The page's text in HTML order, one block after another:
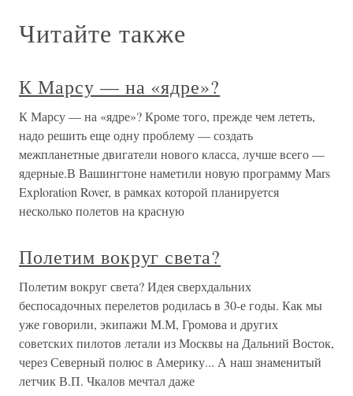
Читайте также
К Марсу — на «ядре»?
К Марсу — на «ядре»? Кроме того, прежде чем лететь,
надо решить еще одну проблему — создать
межпланетные двигатели нового класса, лучше всего —
ядерные.В Вашингтоне наметили новую программу Mars
Exploration Rover, в рамках которой планируется
несколько полетов на красную
Полетим вокруг света?
Полетим вокруг света? Идея сверхдальних
беспосадочных перелетов родилась в 30-е годы. Как мы
уже говорили, экипажи М.М, Громова и других
советских пилотов летали из Москвы на Дальний Восток,
через Северный полюс в Америку... А наш знаменитый
летчик В.П. Чкалов мечтал даже